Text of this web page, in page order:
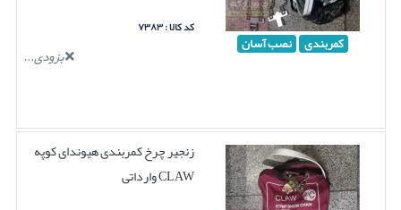
کمربندی نصب آسان
کد کالا : ۷۳۸۳
بزودی...
زنجیر چرخ کمربندی هیوندای کوپه
CLAW وارداتی